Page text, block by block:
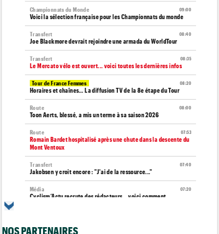
09:00
Championnats du Monde
Voici la sélection française pour les Championnats du monde
08:40
Transfert
Joe Blackmore devrait rejoindre une armada du WorldTour
08:35
Transfert
Le Mercato vélo est ouvert... voici toutes les dernières infos
08:20
Tour de France Femmes
Horaires et chaînes… La diffusion TV de la 8e étape du Tour
08:00
Route
Toon Aerts, blessé, a mis un terme à sa saison 2026
07:53
Route
Romain Bardet hospitalisé après une chute dans la descente du
Mont Ventoux
07:40
Transfert
Jakobsen y croit encore : "J'ai de la ressource..."
07:20
Média
Cyclism’Actu recrute des rédacteurs… voici comment
Le parcours de la 20e étape modifié en raison d'éboulements
NOS PARTENAIRES